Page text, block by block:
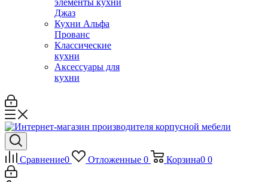
элементы кухни
Джаз
Кухни Альфа
Прованс
Классические
кухни
Аксессуары для
кухни
Сравнение0 Отложенные 0 Корзина0 0